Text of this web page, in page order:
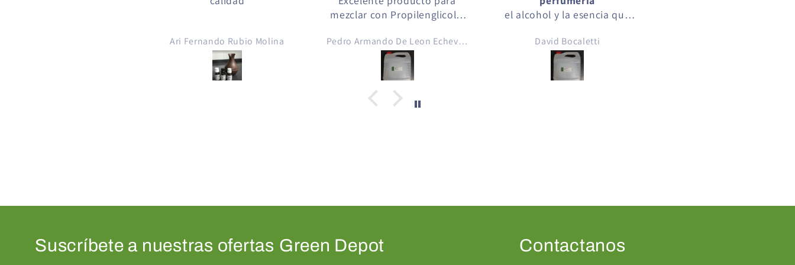
para cigarro electrónico ..
crear líquidos para cigarro
electrónico, gracias Green
el alcohol y la esencia que
calidad, funcionando
perfectamente, el alcohol se
compara con alcoholes de
encuentran en el mercado
David Bocaletti Josseline Monroy
Suscríbete a nuestras ofertas Green Depot Contactanos